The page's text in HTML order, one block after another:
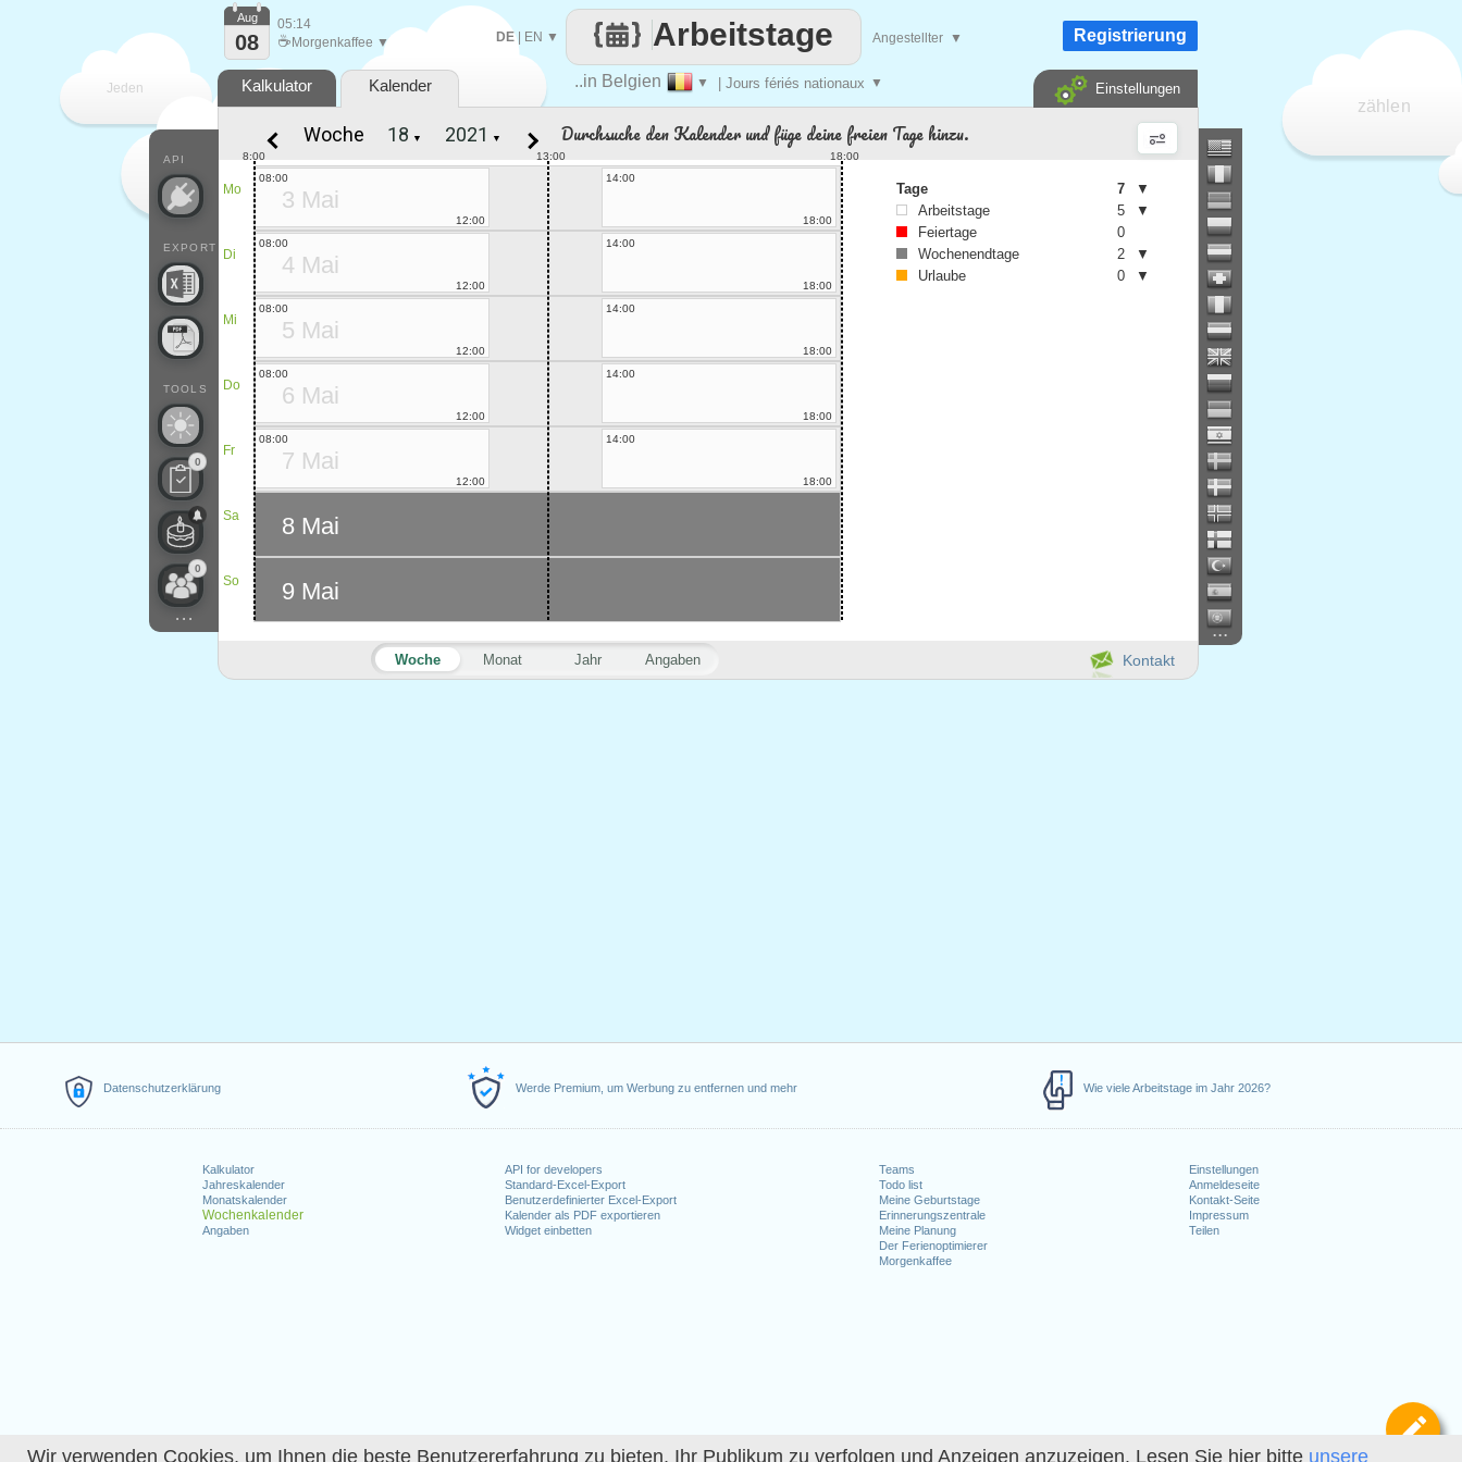
Wir verwenden Cookies, um Ihnen die beste Benutzererfahrung zu bieten, Ihr Publikum zu verfolgen und Anzeigen anzuzeigen. Lesen Sie hier bitte unsere
Datenschutzerklärung Werde Premium, um Werbung zu entfernen und mehr Wie viele Arbeitstage im Jahr 2026?
Kalkulator
Jahreskalender
Monatskalender
Wochenkalender
Angaben
API for developers
Standard-Excel-Export
Benutzerdefinierter Excel-Export
Kalender als PDF exportieren
Widget einbetten
Teams
Todo list
Meine Geburtstage
Erinnerungszentrale
Meine Planung
Der Ferienoptimierer
Morgenkaffee
Einstellungen
Anmeldeseite
Kontakt-Seite
Impressum
Teilen
Jeden
Tag
zählen
..in Belgien ▼ | Jours fériés nationaux ▼
Arbeitstage
DE| EN ▼ Angestellter ▼
API
EXPORT
TOOLS
0
0
...
Aug
08
05:14
☕ Morgenkaffee ▼ Registrierung
Kalkulator Kalender Einstellungen
...
Kontakt
Woche Monat Jahr Angaben
Woche ▼ ▼ Durchsuche den Kalender und füge deine freien Tage hinzu.
Mo
Di
Mi
Do
Fr
Sa
So
13:00
8:00 18:00
3 Mai
08:00
12:00
14:00
18:00
4 Mai
08:00
12:00
14:00
18:00
5 Mai
08:00
12:00
14:00
18:00
6 Mai
08:00
12:00
14:00
18:00
7 Mai
08:00
12:00
14:00
18:00
8 Mai
9 Mai
Tage 7
▼
Arbeitstage
5
▼
Feiertage
0
Wochenendtage
2
▼
Urlaube
0 ▼